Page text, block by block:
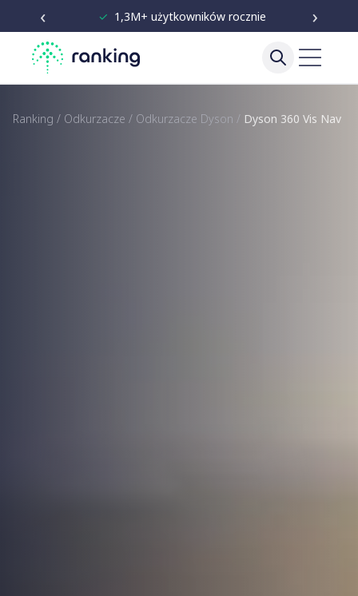
‹ ✓ Niezależne testy od 2020 ›
Ranking / Odkurzacze / Odkurzacze Dyson / Dyson 360 Vis Nav